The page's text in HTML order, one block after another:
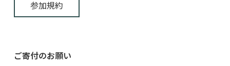
参加規約
ご寄付のお願い